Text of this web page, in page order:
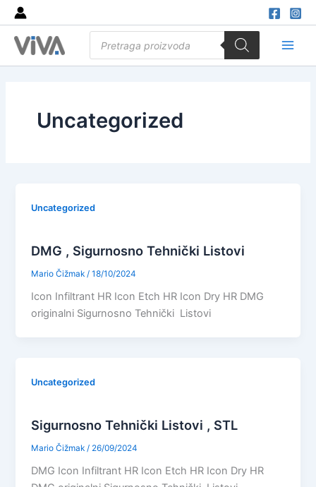
Skip
to
content
search
Uncategorized
Uncategorized
DMG , Sigurnosno Tehnički Listovi
Mario Čižmak /18/10/2024
Icon Infiltrant HR Icon Etch HR Icon Dry HR DMG
originalni Sigurnosno Tehnički Listovi
Uncategorized
Sigurnosno Tehnički Listovi , STL
Mario Čižmak / 26/09/2024
DMG Icon Infiltrant HR Icon Etch HR Icon Dry HR